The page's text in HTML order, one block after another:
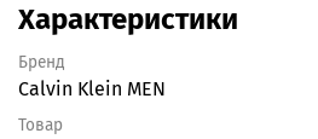
Характеристики
Бренд
Calvin Klein MEN
Товар